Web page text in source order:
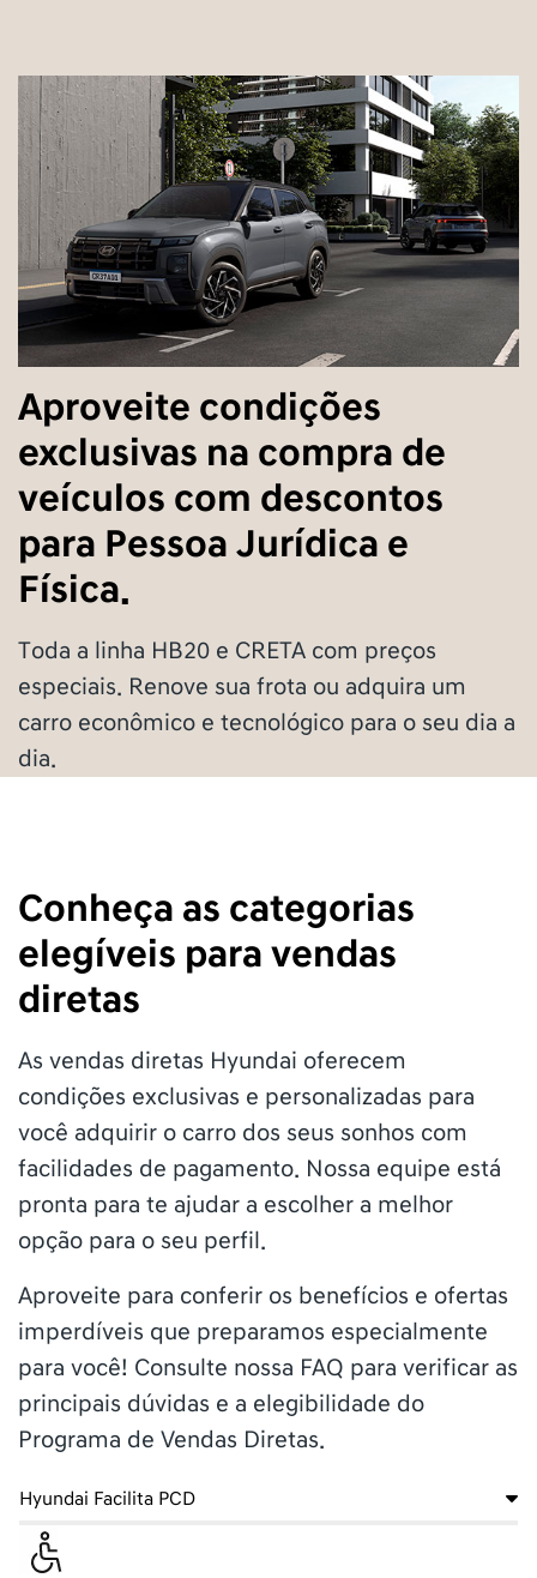
Aproveite condições
exclusivas na compra de
veículos com descontos
para Pessoa Jurídica e
Física.
Toda a linha HB20 e CRETA com preços
especiais. Renove sua frota ou adquira um
carro econômico e tecnológico para o seu dia a
dia.
Conheça as categorias
elegíveis para vendas
diretas
As vendas diretas Hyundai oferecem
condições exclusivas e personalizadas para
você adquirir o carro dos seus sonhos com
facilidades de pagamento. Nossa equipe está
pronta para te ajudar a escolher a melhor
opção para o seu perfil.
Aproveite para conferir os benefícios e ofertas
imperdíveis que preparamos especialmente
para você! Consulte nossa FAQ para verificar as
principais dúvidas e a elegibilidade do
Programa de Vendas Diretas.
Hyundai Facilita PCD